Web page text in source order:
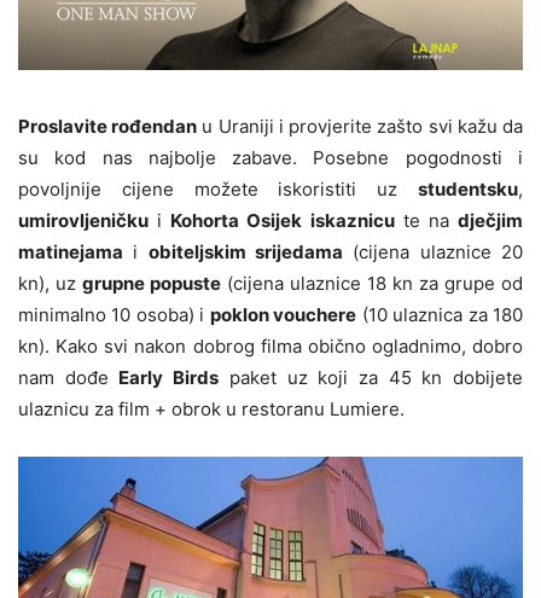
Proslavite rođendan u Uraniji i provjerite zašto svi kažu da
su kod nas najbolje zabave. Posebne pogodnosti i
povoljnije cijene možete iskoristiti uz studentsku,
umirovljeničku i Kohorta Osijek iskaznicute nadječjim
matinejama i obiteljskim srijedama (cijena ulaznice 20
kn), uz grupne popuste (cijena ulaznice 18 kn za grupe od
minimalno 10 osoba) i poklon vouchere (10 ulaznica za 180
kn). Kako svi nakon dobrog filma obično ogladnimo, dobro
nam dođe Early Birds paket uz koji za 45 kn dobijete
ulaznicu za film + obrok u restoranu Lumiere.